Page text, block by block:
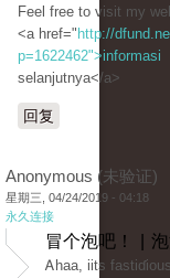
Feel free to visit my
<a href=" http://
p=1622462">informasi
selanjutnya</a>
回复
Anonymous (未验证)
星期三, 04/24/2019 - 04:18
永久连接
冒个泡吧！ |
Ꭺhaa, iits